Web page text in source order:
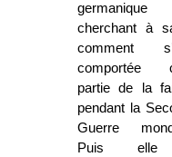
cherchant à
comment
comportée
partie de la
pendant la
Guerre
Puis